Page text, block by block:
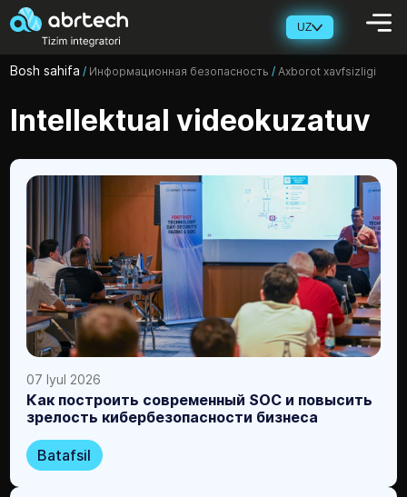
UZ
Bosh sahifa / Информационная безопасность / Axborot xavfsizligi
Intellektual videokuzatuv
07 Iyul 2026
Как построить современный SOC и повысить
зрелость кибербезопасности бизнеса
Batafsil